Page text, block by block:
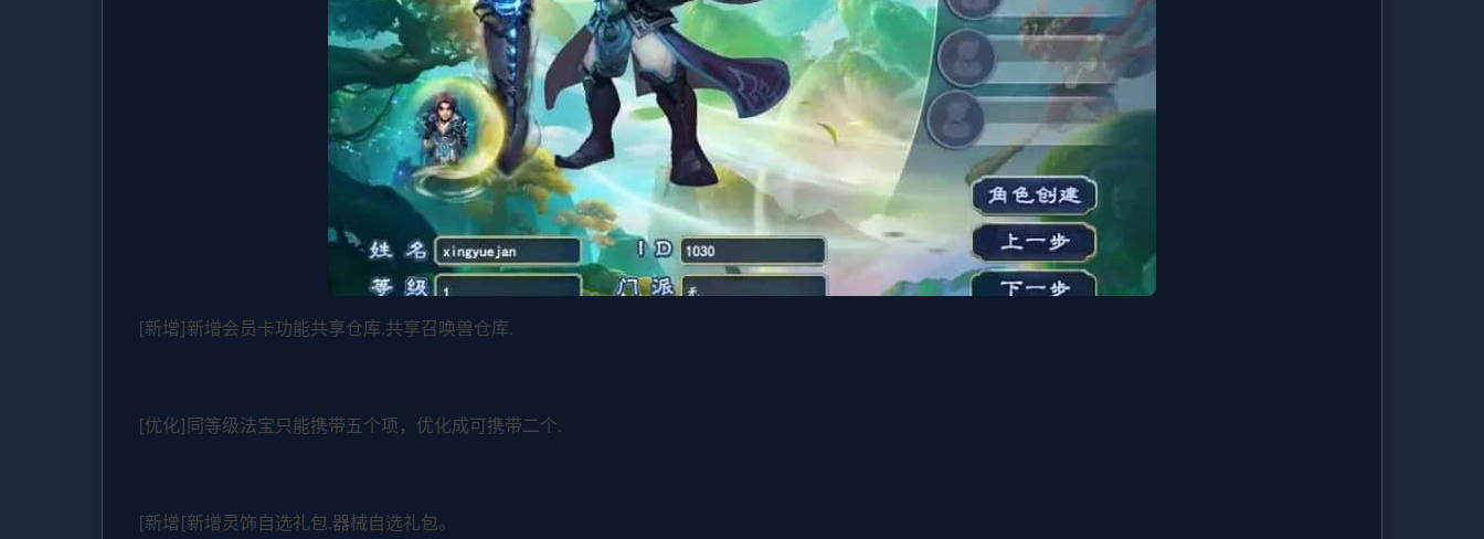
[新增]新增会员卡功能共享仓库.共享召唤兽仓库.
[优化]同等级法宝只能携带五个项，优化成可携带二个.
[新增[新增灵饰自选礼包.器械自选礼包。